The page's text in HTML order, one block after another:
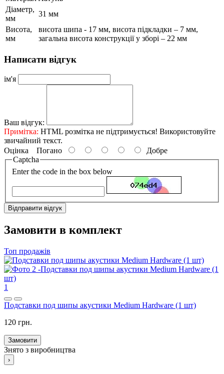
Діаметр,
мм
31 мм
Висота,
мм
висота шипа - 17 мм, висота підкладки – 7 мм,
загальна висота конструкції у зборі – 22 мм
Написати відгук
ім'я
Ваш відгук:
Примітка: HTML розмітка не підтримується! Використовуйте
звичайний текст.
Оцінка Погано
Добре
Captcha
Enter the code in the box below
Відправити відгук
Замовити в комплект
Топ продажів
1
Подставки под шипы акустики Medium Hardware (1 шт)
120 грн.
Замовити
Знято з виробництва
›